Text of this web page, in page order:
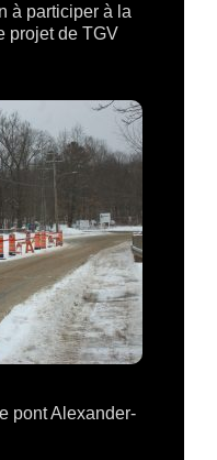
à participer à la
projet de TGV
pont Alexander-